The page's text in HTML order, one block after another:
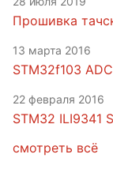
Прошивка
13 марта 2016
STM32f103
22 февраля 2016
STM32 ILI9341
смотреть всё